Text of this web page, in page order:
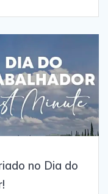
no Dia do